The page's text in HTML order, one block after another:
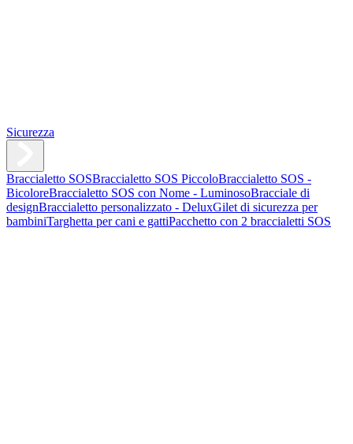
Sicurezza
Braccialetto SOSBraccialetto SOS PiccoloBraccialetto SOS -
BicoloreBraccialetto SOS con Nome - LuminosoBracciale di
designBraccialetto personalizzato - DeluxGilet di sicurezza per
bambiniTarghetta per cani e gattiPacchetto con 2 braccialetti SOS